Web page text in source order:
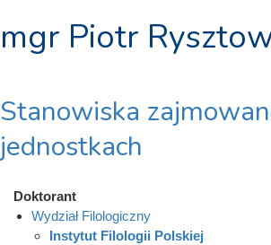
mgr Piotr
Stanowiska
jednostkach
Doktorant
Wydział Filologiczny
Instytut Filologii Polskiej